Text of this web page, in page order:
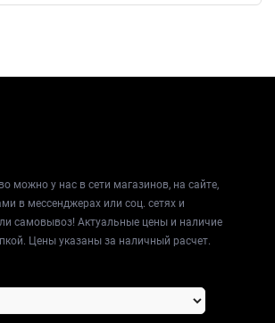
можно у нас в сети магазинов, на сайте,
в мессенджерах или соц. сетях и
самовывоз! Актуальные цены и наличие
Цены указаны за наличный расчет.